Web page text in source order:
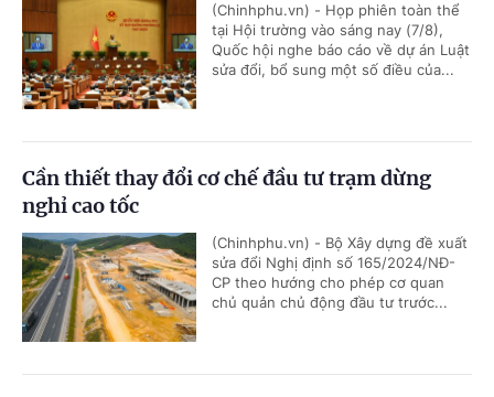
(Chinhphu.vn) - Họp phiên toàn thể
tại Hội trường vào sáng nay (7/8),
Quốc hội nghe báo cáo về dự án Luật
sửa đổi, bổ sung một số điều của...
Cần thiết thay đổi cơ chế đầu tư trạm dừng
nghỉ cao tốc
(Chinhphu.vn) - Bộ Xây dựng đề xuất
sửa đổi Nghị định số 165/2024/NĐ-
CP theo hướng cho phép cơ quan
chủ quản chủ động đầu tư trước...